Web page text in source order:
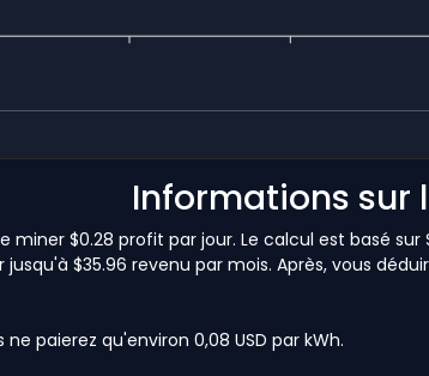
Informations sur
$0.28 profit par jour. Le calcul est basé
$35.96 revenu par mois. Après, vous
paierez qu'environ 0,08 USD par kWh.